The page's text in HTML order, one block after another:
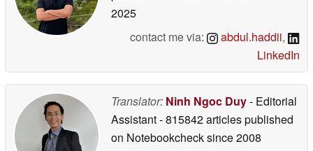
2025
contact me via:
abdul.haddii,
LinkedIn
Translator: Ninh Ngoc Duy- Editorial
Assistant- 815842 articles published
on Notebookchecksince 2008